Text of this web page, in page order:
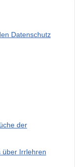
Datenschutz
der
über Irrlehren